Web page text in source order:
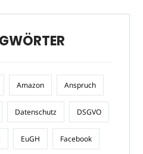
Amazon Anspruch
Datenschutz DSGVO
EuGH Facebook